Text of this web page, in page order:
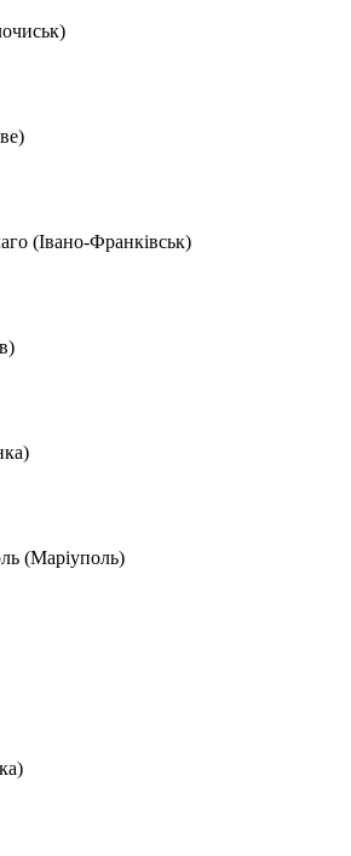
(Івано-Франківськ)
(Маріуполь)